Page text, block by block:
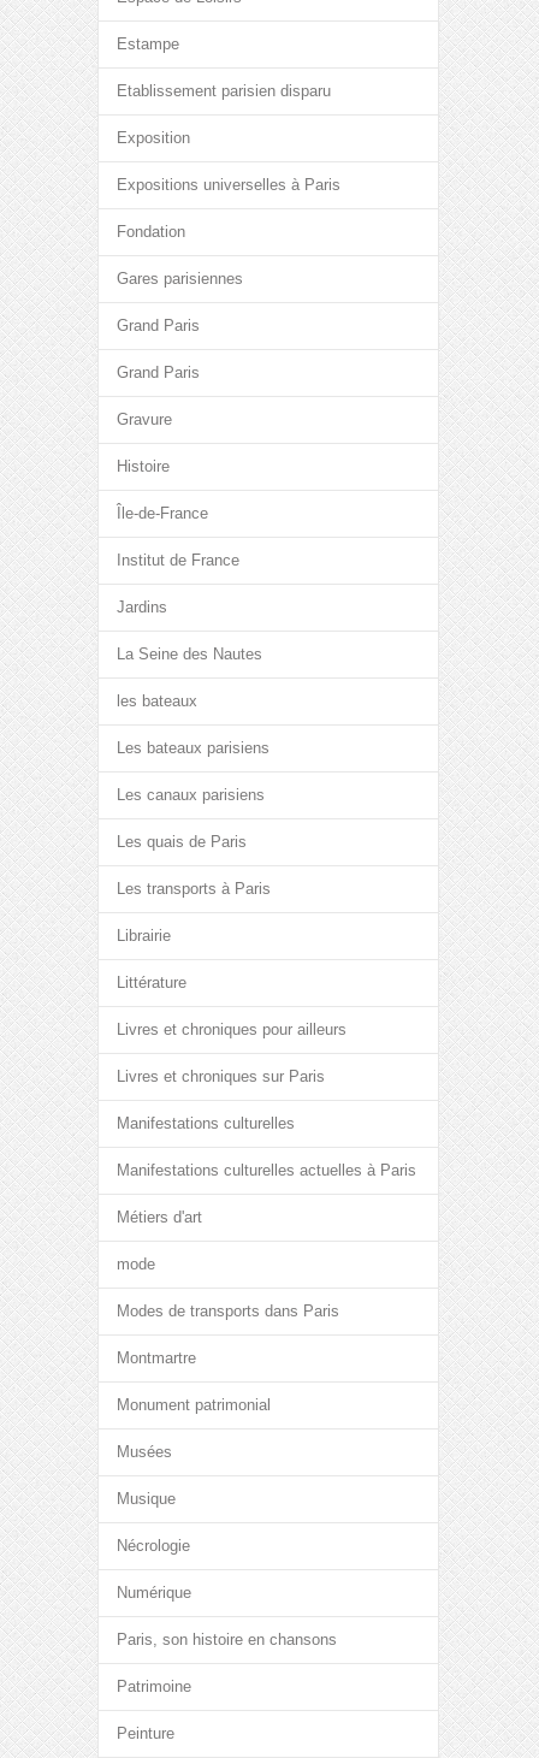
Estampe
Etablissement parisien disparu
Exposition
Expositions universelles à Paris
Fondation
Gares parisiennes
Grand Paris
Grand Paris
Gravure
Histoire
Île-de-France
Institut de France
Jardins
La Seine des Nautes
les bateaux
Les bateaux parisiens
Les canaux parisiens
Les quais de Paris
Les transports à Paris
Librairie
Littérature
Livres et chroniques pour ailleurs
Livres et chroniques sur Paris
Manifestations culturelles
Manifestations culturelles actuelles à Paris
Métiers d'art
mode
Modes de transports dans Paris
Montmartre
Monument patrimonial
Musées
Musique
Nécrologie
Numérique
Paris, son histoire en chansons
Patrimoine
Peinture